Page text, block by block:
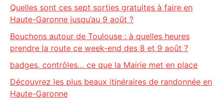
Quelles sont ces sept sorties gratuites à faire en
Haute-Garonne jusqu’au 9 août ?
Bouchons autour de Toulouse : à quelles heures
prendre la route ce week-end des 8 et 9 août ?
badges, contrôles… ce que la Mairie met en place
Découvrez les plus beaux itinéraires de randonnée en
Haute-Garonne